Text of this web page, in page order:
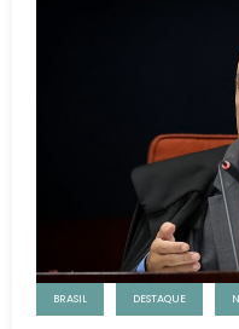
BRASIL DESTAQUE